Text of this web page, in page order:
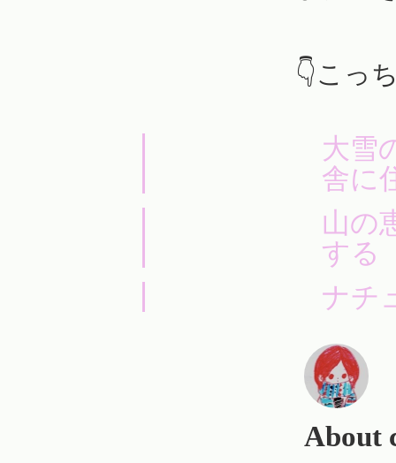
👇こっ
大雪
舎に
山の
する
ナチ
About